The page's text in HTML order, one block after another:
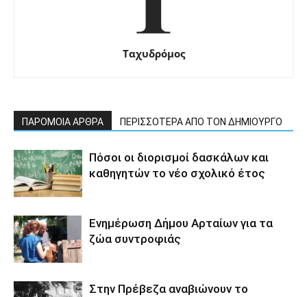
Ταχυδρόμος
ΠΑΡΟΜΟΙΑ ΑΡΘΡΑ ΠΕΡΙΣΣΟΤΕΡΑ ΑΠΟ ΤΟΝ ΔΗΜΙΟΥΡΓΟ
Πόσοι οι διορισμοί δασκάλων και
καθηγητών το νέο σχολικό έτος
Ενημέρωση Δήμου Αρταίων για τα
ζώα συντροφιάς
Στην Πρέβεζα αναβιώνουν το